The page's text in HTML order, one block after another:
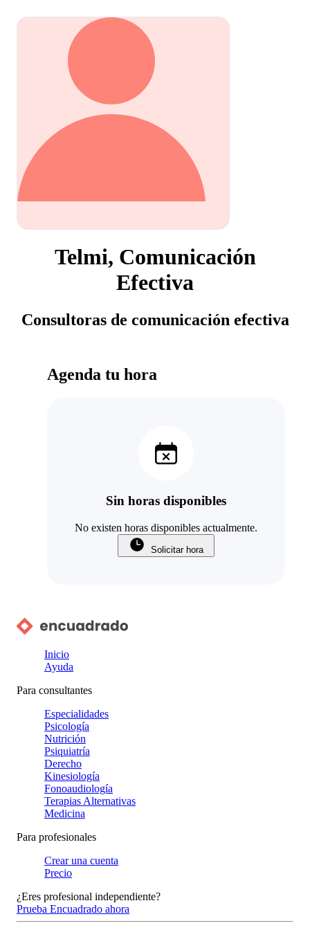
Telmi, Comunicación
Efectiva
Consultoras de comunicación efectiva
Agenda tu hora
Sin horas disponibles
No existen horas disponibles actualmente.
Solicitar hora
Inicio
Ayuda
Para consultantes
Especialidades
Psicología
Nutrición
Psiquiatría
Derecho
Kinesiología
Fonoaudiología
Terapias Alternativas
Medicina
Para profesionales
Crear una cuenta
Precio
¿Eres profesional independiente?
Prueba Encuadrado ahora